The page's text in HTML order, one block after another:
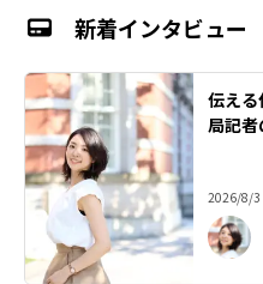
新着インタビュー
伝える
局記
2026/8/3